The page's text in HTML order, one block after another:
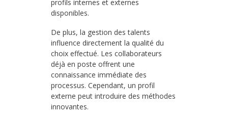
profils internes et externes
disponibles.
De plus, la gestion des talents
influence directement la qualité du
choix effectué. Les collaborateurs
déjà en poste offrent une
connaissance immédiate des
processus. Cependant, un profil
externe peut introduire des méthodes
innovantes.